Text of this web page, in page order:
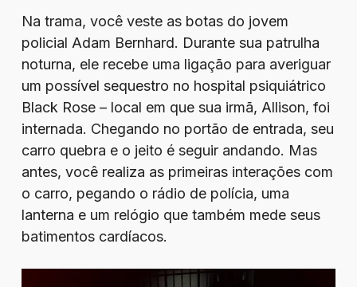
Na trama, você veste as botas do jovem
policial Adam Bernhard. Durante sua patrulha
noturna, ele recebe uma ligação para averiguar
um possível sequestro no hospital psiquiátrico
Black Rose – local em que sua irmã, Allison, foi
internada. Chegando no portão de entrada, seu
carro quebra e o jeito é seguir andando. Mas
antes, você realiza as primeiras interações com
o carro, pegando o rádio de polícia, uma
lanterna e um relógio que também mede seus
batimentos cardíacos.